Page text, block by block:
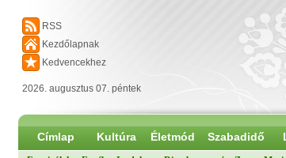
RSS
Kezdőlapnak
Kedvencekhez
2026. augusztus 07. péntek
Címlap Kultúra Életmód Szabadidő